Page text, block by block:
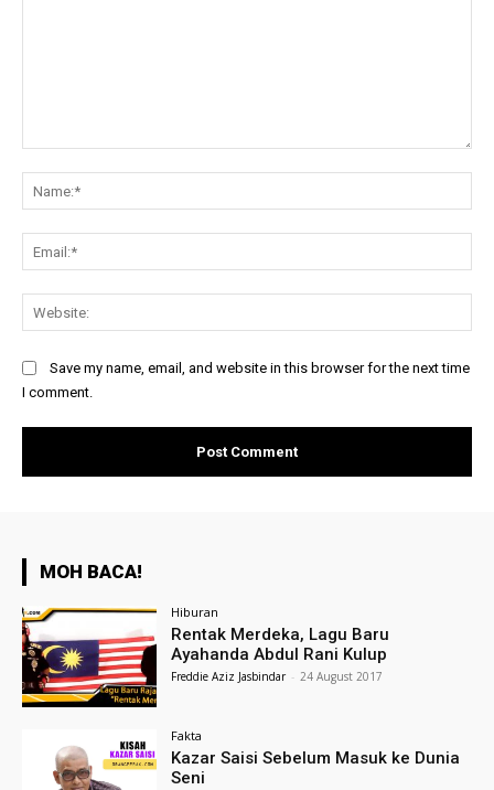
Save my name, email, and website in this browser for the next time
I comment.
MOH BACA!
Hiburan
Rentak Merdeka, Lagu Baru
Ayahanda Abdul Rani Kulup
Freddie Aziz Jasbindar - 24 August 2017
Fakta
Kazar Saisi Sebelum Masuk ke Dunia
Seni